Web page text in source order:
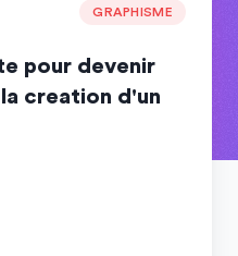
GRAPHISME
pour devenir
creation d'un